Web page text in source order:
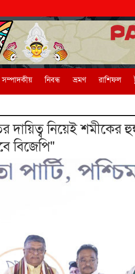
সম্পাদকীয় নিবন্ধ ভ্রমণ রাশিফল
নিয়েই শমীকের
বিজেপি"